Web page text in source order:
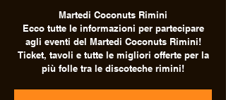
Martedi Coconuts Rimini
Ecco tutte le informazioni per partecipare
agli eventi del Martedi Coconuts Rimini!
Ticket, tavoli e tutte le migliori offerte per la
più folle tra le discoteche rimini!